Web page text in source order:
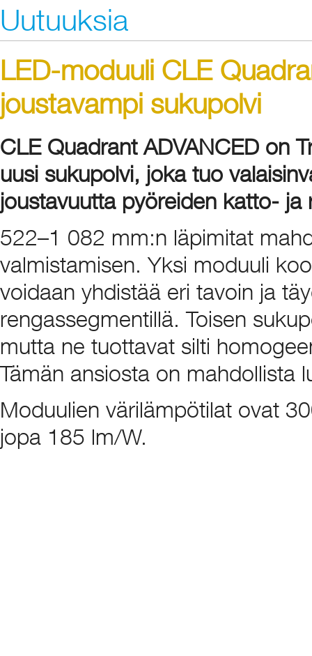
Uutuuksia
LED-moduuli CLE
joustavampi sukupolvi
CLE Quadrant ADVANCED on
uusi sukupolvi, joka tuo
joustavuutta pyöreiden katto- ja
522–1 082 mm:n läpimitat
valmistamisen. Yksi moduuli
voidaan yhdistää eri tavoin ja
rengassegmentillä. Toisen
mutta ne tuottavat silti
Tämän ansiosta on mahdollista
Moduulien värilämpötilat ovat
jopa 185 lm/W.